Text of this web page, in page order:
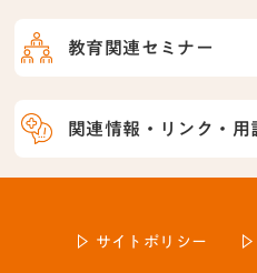
教育関連セミナー
関連情報・リンク・用
サイトポリシー